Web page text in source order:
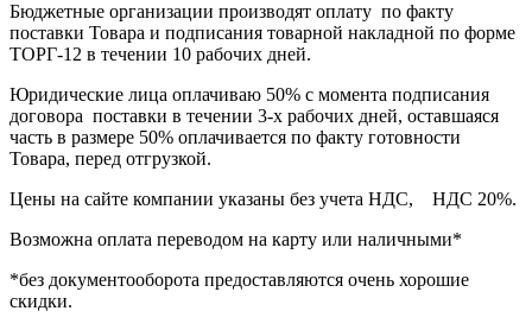
Бюджетные организации производят оплату по факту
поставки Товара и подписания товарной накладной по форме
ТОРГ-12 в течении 10 рабочих дней.
Юридические лица оплачиваю 50% с момента подписания
договора поставки в течении 3-х рабочих дней, оставшаяся
часть в размере 50% оплачивается по факту готовности
Товара, перед отгрузкой.
Цены на сайте компании указаны без учета НДС, НДС 20%.
Возможна оплата переводом на карту или наличными*
*без документооборота предоставляются очень хорошие
скидки.